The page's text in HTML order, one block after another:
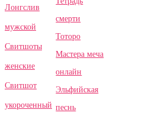
Лонгслив
мужской
Свитшоты
женские
Свитшот
укороченный
смерти
Тоторо
Мастера меча
онлайн
Эльфийская
песнь